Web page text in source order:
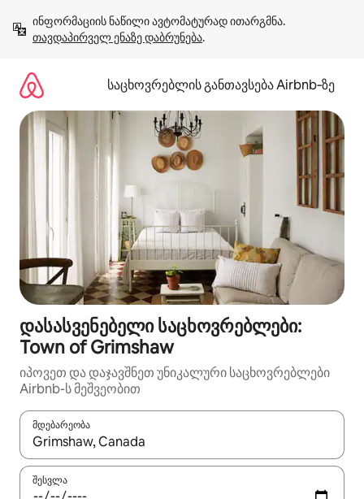
გადასვლა
თავდაპირველ ენაზე დაბრუნება.
საცხოვრებლის განთავსება Airbnb‑ზე
დასასვენებელი საცხოვრებლები:
Town of Grimshaw
იპოვეთ და დაჯავშნეთ უნიკალური საცხოვრებლები
Airbnb-ს მეშვეობით
მდებარეობა
როცა შედეგები ხელმისაწვდომი გახდება, ნავიგაციისთვის
შესვლა